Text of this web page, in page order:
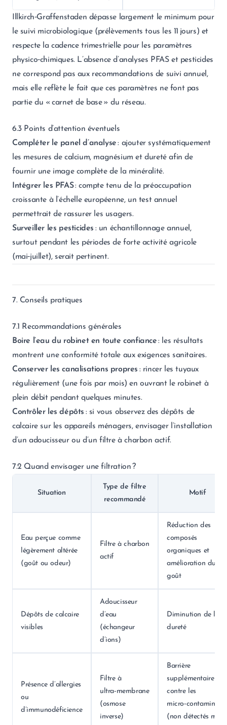
Illkirch‑Graffenstaden dépasse largement le minimum pour
le suivi microbiologique (prélèvements tous les 11 jours) et
respecte la cadence trimestrielle pour les paramètres
physico‑chimiques. L’absence d’analyses PFAS et pesticides
ne correspond pas aux recommandations de suivi annuel,
mais elle reflète le fait que ces paramètres ne font pas
partie du « carnet de base » du réseau.
6.3 Points d’attention éventuels
Compléter le panel d’analyse: ajouter systématiquement
les mesures de calcium, magnésium et dureté afin de
fournir une image complète de la minéralité.
Intégrer les PFAS: compte tenu de la préoccupation
croissante à l’échelle européenne, un test annuel
permettrait de rassurer les usagers.
Surveiller les pesticides : un échantillonnage annuel,
surtout pendant les périodes de forte activité agricole
(mai‑juillet), serait pertinent.
7. Conseils pratiques
7.1 Recommandations générales
Boire l’eau du robinet en toute confiance: les résultats
montrent une conformité totale aux exigences sanitaires.
Conserver les canalisations propres : rincer les tuyaux
régulièrement (une fois par mois) en ouvrant le robinet à
plein débit pendant quelques minutes.
Contrôler les dépôts : si vous observez des dépôts de
calcaire sur les appareils ménagers, envisager l’installation
d’un adoucisseur ou d’un filtre à charbon actif.
7.2 Quand envisager une filtration ?
Situation
Type de filtre
recommandé
Motif
Eau perçue comme
légèrement altérée
(goût ou odeur)
Filtre à charbon
actif
Réduction des
composés
organiques et
amélioration du
goût
Dépôts de calcaire
visibles
Adoucisseur
d’eau
(échangeur
d’ions)
Diminution de la
dureté
Présence d’allergies
ou
d’immunodéficience
Filtre à
ultra‑membrane
(osmose
inverse)
Barrière
supplémentaire
contre les
(non détectés mais